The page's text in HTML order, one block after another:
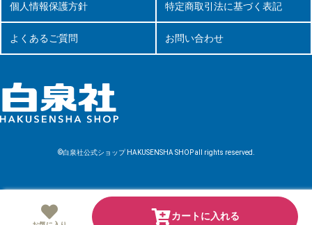
カートに入れる
個人情報保護方針 特定商取引法に基づく表記
よくあるご質問 お問い合わせ
©白泉社公式ショップ HAKUSENSHA SHOP all rights reserved.